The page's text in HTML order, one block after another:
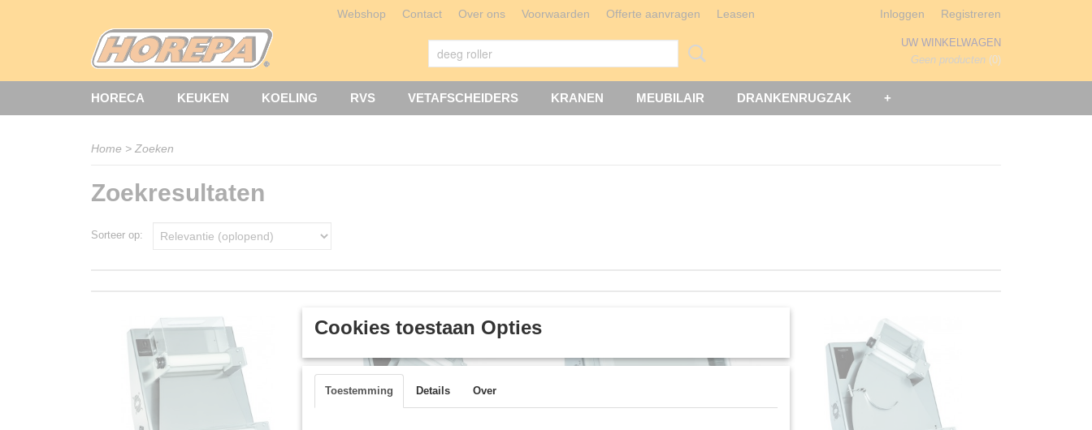
Webshop Contact Over ons Voorwaarden Offerte aanvragen Leasen Inloggen Registreren
UW WINKELWAGEN
Geen producten (0)
HORECA KEUKEN KOELING RVS VETAFSCHEIDERS KRANEN MEUBILAIR DRANKENRUGZAK +
Home > Zoeken
Zoekresultaten
Sorteer op:
Cookies toestaan Opties
Toestemming Details Over